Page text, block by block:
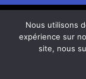
© 2025
Nous utilisons
expérience sur
site, nous